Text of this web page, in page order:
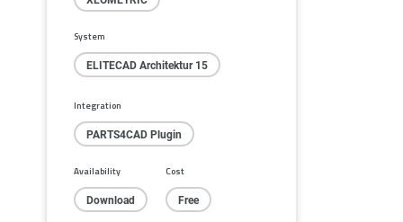
System
ELITECAD Architektur 15
Integration
PARTS4CAD Plugin
Availability
Download
Cost
Free